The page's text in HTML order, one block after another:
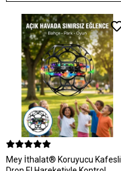
Mey İthalat® Koruyucu Kafesli